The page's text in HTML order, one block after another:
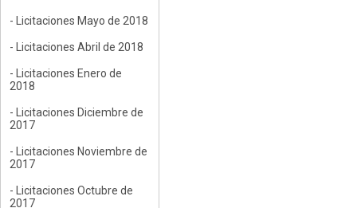
- Licitaciones Mayo de 2018
- Licitaciones Abril de 2018
- Licitaciones Enero de
2018
- Licitaciones Diciembre de
2017
- Licitaciones Noviembre de
2017
- Licitaciones Octubre de
2017